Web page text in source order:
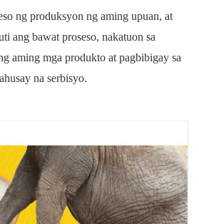
ng produksyon ng aming upuan, at
ang bawat proseso, nakatuon sa
aming mga produkto at pagbibigay sa
na serbisyo.